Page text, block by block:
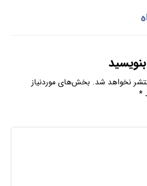
نخواهد شد. بخش‌های موردنیاز
*